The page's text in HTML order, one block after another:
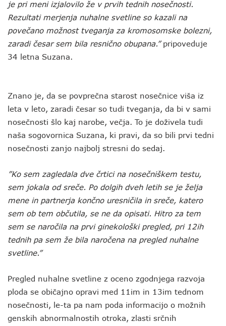
je pri meni izjalovilo že v prvih tednih nosečnosti.
Rezultati merjenja nuhalne svetline so kazali na
povečano možnost tveganja za kromosomske bolezni,
zaradi česar sem bila resnično obupana.”pripoveduje
34 letna Suzana.
Znano je, da se povprečna starost nosečnice viša iz
leta v leto, zaradi česar so tudi tveganja, da bi v sami
nosečnosti šlo kaj narobe, večja. To je doživela tudi
naša sogovornica Suzana, ki pravi, da so bili prvi tedni
nosečnosti zanjo najbolj stresni do sedaj.
”Ko sem zagledala dve črtici na nosečniškem testu,
sem jokala od sreče. Po dolgih dveh letih se je želja
mene in partnerja končno uresničila in sreče, katero
sem ob tem občutila, se ne da opisati. Hitro za tem
sem se naročila na prvi ginekološki pregled, pri 12ih
tednih pa sem že bila naročena na pregled nuhalne
svetline.”
Pregled nuhalne svetline z oceno zgodnjega razvoja
ploda se običajno opravi med 11im in 13im tednom
nosečnosti, le-ta pa nam poda informacijo o možnih
genskih abnormalnostih otroka, zlasti srčnih